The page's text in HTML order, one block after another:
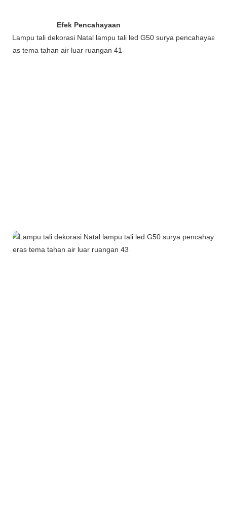
Efek Pencahayaan